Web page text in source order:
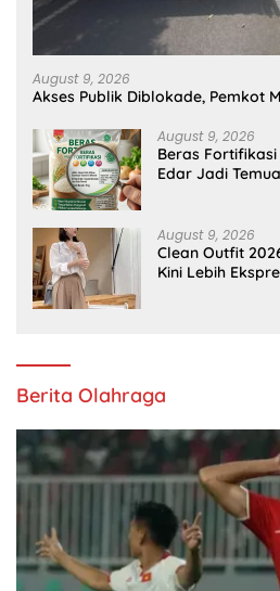
August 9, 2026
Akses Publik Diblokade, Pemkot
August 9, 2026
Beras
Edar Jadi
August 9, 2026
Clean Outfit
Kini Lebih
Berita Olahraga